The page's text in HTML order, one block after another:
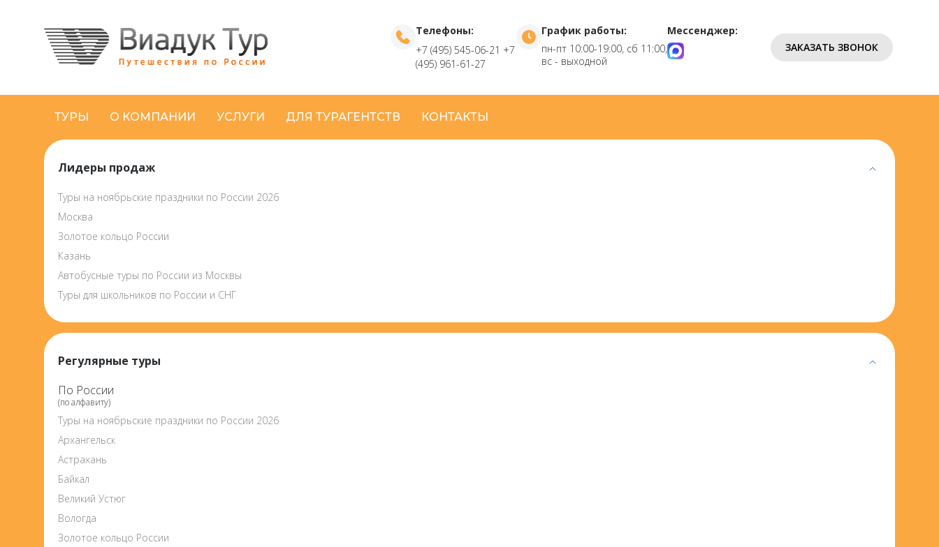
Телефоны:
+7 (495) 545-06-21 +7
(495) 961-61-27
График работы:
пн-пт 10:00-19:00, сб 11:00,
вс - выходной
Мессенджер:
ЗАКАЗАТЬ ЗВОНОК
ТУРЫ О КОМПАНИИ УСЛУГИ ДЛЯ ТУРАГЕНТСТВ КОНТАКТЫ
Лидеры продаж
Туры на ноябрьские праздники по России 2026
Москва
Золотое кольцо России
Казань
Автобусные туры по России из Москвы
Туры для школьников по России и СНГ
Регулярные туры
По России
(по алфавиту)
Туры на ноябрьские праздники по России 2026
Архангельск
Астрахань
Байкал
Великий Устюг
Вологда
Золотое кольцо России